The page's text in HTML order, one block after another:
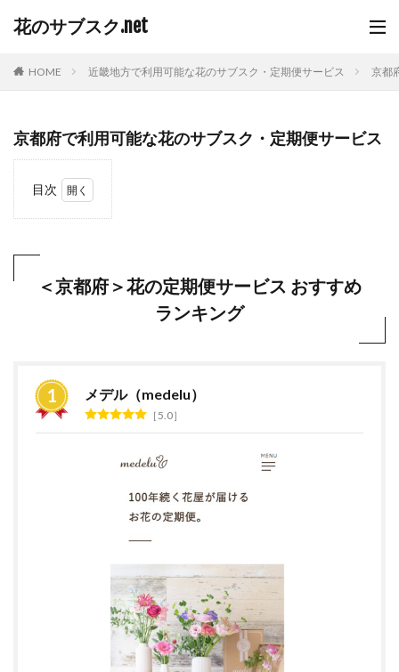
花のサブスク.net
HOME 近畿地方で利用可能な花のサブスク・定期便サービス 京都
京都府で利用可能な花のサブスク・定期便サービス
目次
期便
キン
グ
2
＜京都府＞花の定期便サービス おすすめ
ランキング
メデル（medelu）
5.0